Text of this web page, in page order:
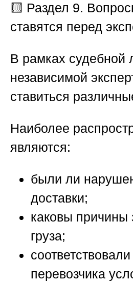
🟨 Раздел 9.
ставятся перед
В рамках судебной
независимой
ставиться
Наиболее
являются:
были ли
доставки;
каковы причины
груза;
перевозчика